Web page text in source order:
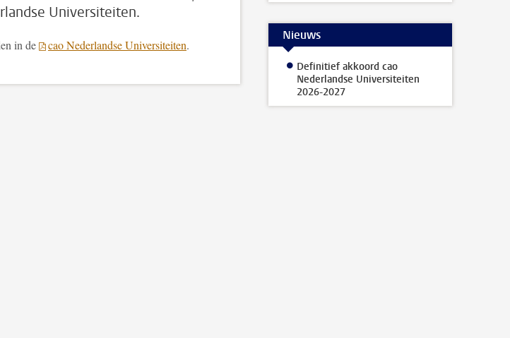
Universiteiten.
in de cao Nederlandse Universiteiten.
Nieuws
Definitief akkoord cao
Nederlandse Universiteiten
2026-2027